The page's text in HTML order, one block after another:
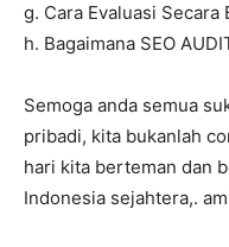
g. Cara Evaluasi
h. Bagaimana SEO
Semoga anda semua
pribadi, kita bukanlah
hari kita berteman dan
Indonesia sejahtera,.